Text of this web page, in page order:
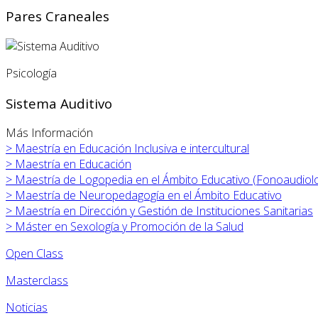
Pares Craneales
Psicología
Sistema Auditivo
Más Información
> Maestría en Educación Inclusiva e intercultural
> Maestría en Educación
> Maestría de Logopedia en el Ámbito Educativo
> Maestría de Neuropedagogía en el Ámbito Educativo
> Maestría en Dirección y Gestión de Instituciones Sanitarias
> Máster en Sexología y Promoción de la Salud
Open Class
Masterclass
Noticias